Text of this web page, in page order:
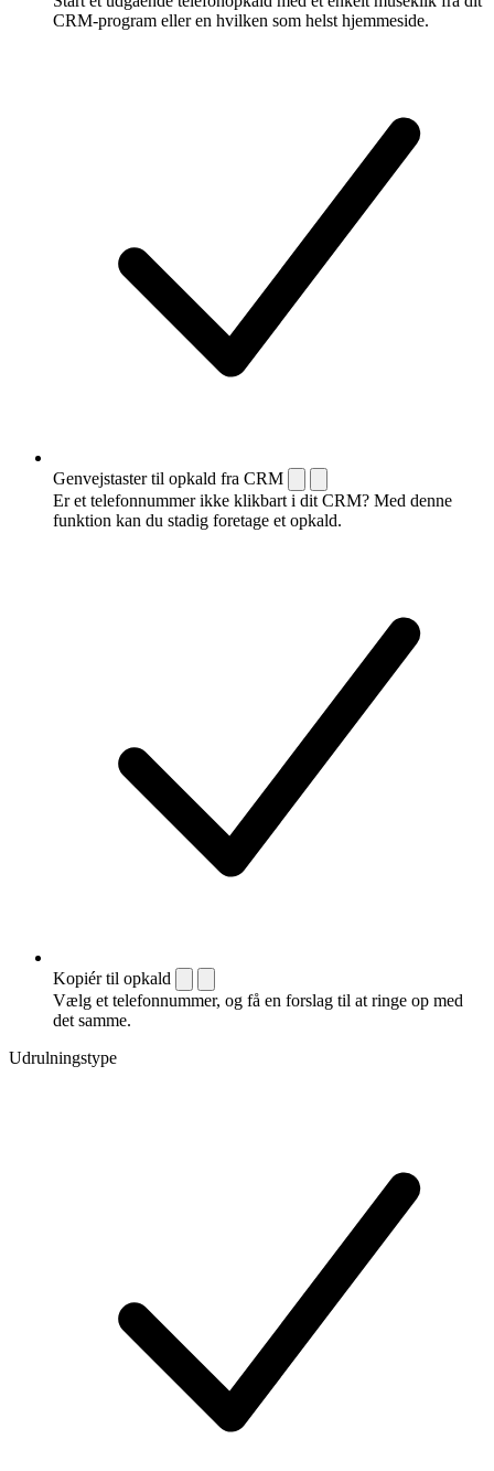
CRM-program eller en hvilken som helst hjemmeside.
Genvejstaster til opkald fra CRM
Er et telefonnummer ikke klikbart i dit CRM? Med denne
funktion kan du stadig foretage et opkald.
Kopiér til opkald
Vælg et telefonnummer, og få en forslag til at ringe op med
det samme.
Udrulningstype